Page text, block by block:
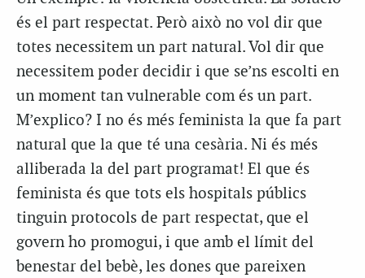
és el part respectat. Però això no vol dir que
totes necessitem un part natural. Vol dir que
necessitem poder decidir i que se’ns escolti en
un moment tan vulnerable com és un part.
M’explico? I no és més feminista la que fa part
natural que la que té una cesària. Ni és més
alliberada la del part programat! El que és
feminista és que tots els hospitals públics
tinguin protocols de part respectat, que el
govern ho promogui, i que amb el límit del
benestar del bebè, les dones que pareixen